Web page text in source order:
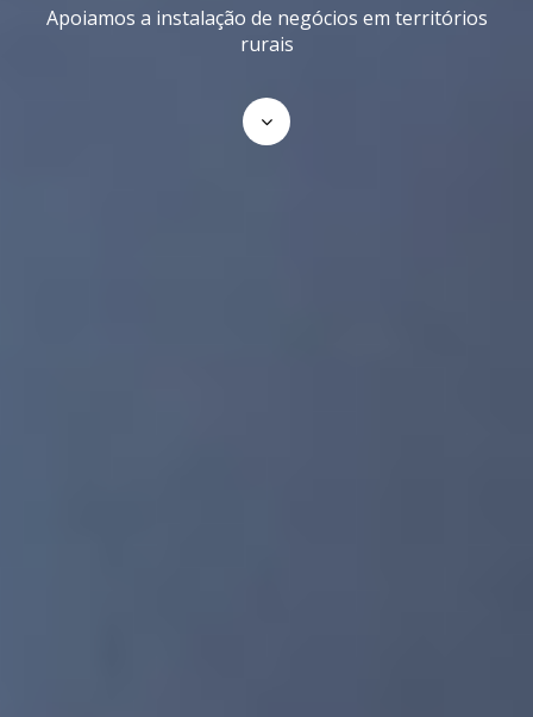
Apoiamos a instalação de negócios em territórios
rurais